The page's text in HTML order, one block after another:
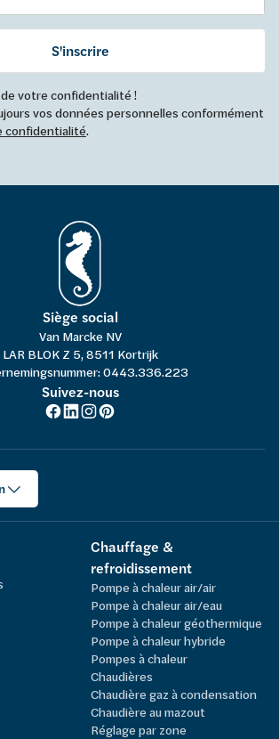
S'inscrire
votre confidentialité !
vos données personnelles conformément
confidentialité.
Siège social
Van Marcke NV
LAR BLOK Z 5, 8511 Kortrijk
0443.336.223
Suivez-nous
Chauffage &
refroidissement
Pompe à chaleur air/air
Pompe à chaleur air/eau
Pompe à chaleur géothermique
Pompe à chaleur hybride
Pompes à chaleur
Chaudières
Chaudière gaz à condensation
Chaudière au mazout
Réglage par zone